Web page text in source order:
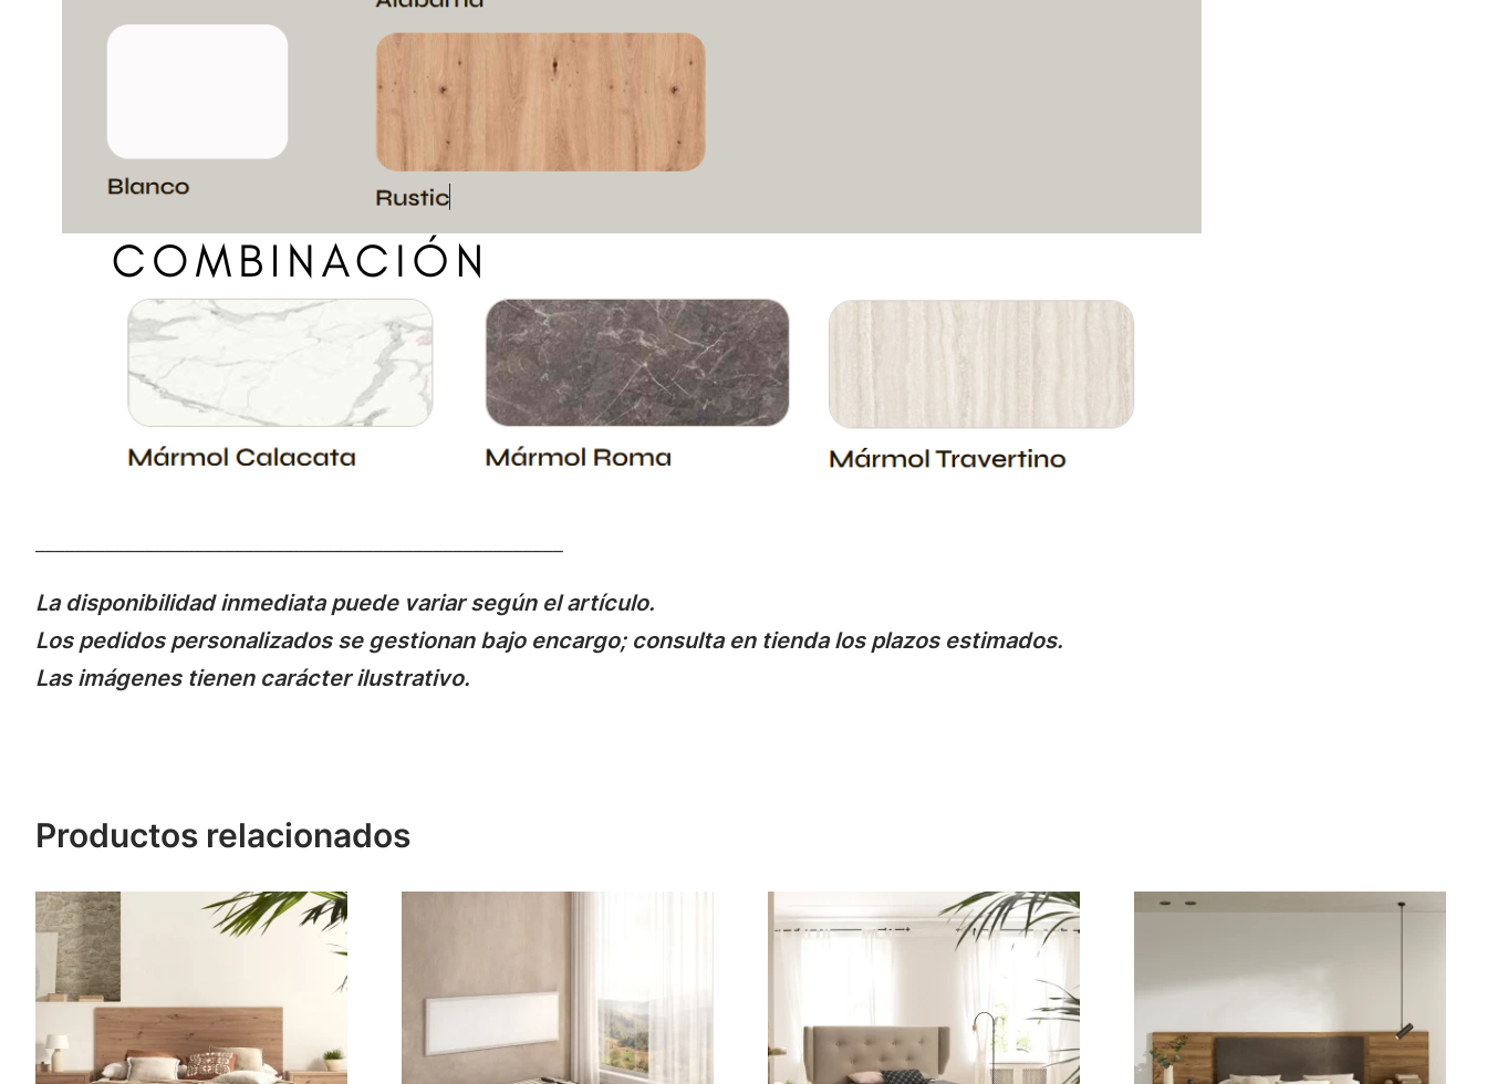
La disponibilidad inmediata puede variar según el artículo.
Los pedidos personalizados se gestionan bajo encargo; consulta en tienda los plazos estimados.
Las imágenes tienen carácter ilustrativo.
Productos relacionados